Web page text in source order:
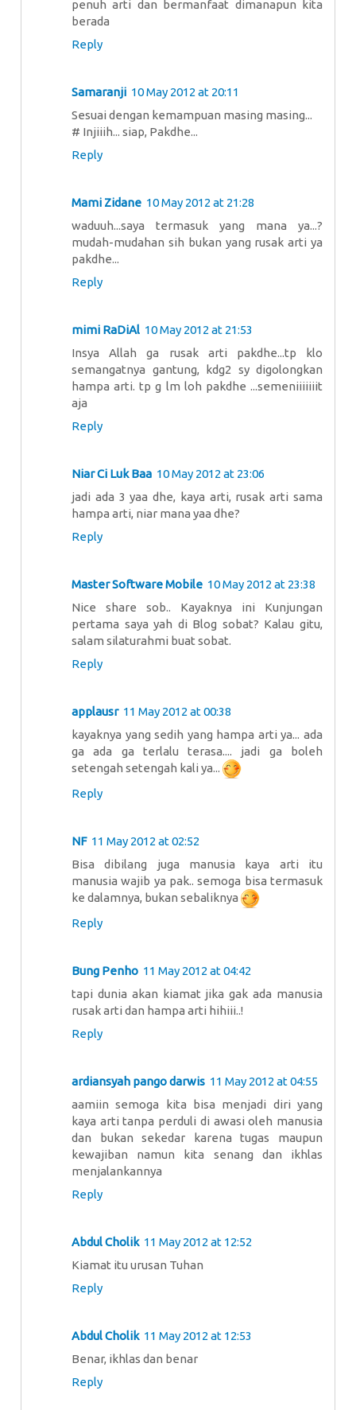
penuh arti dan bermanfaat dimanapun kita
berada
Reply
Samaranji 10 May 2012 at 20:11
Sesuai dengan kemampuan masing masing...
# Injiiih... siap, Pakdhe...
Reply
Mami Zidane 10 May 2012 at 21:28
waduuh...saya termasuk yang mana ya...?
mudah-mudahan sih bukan yang rusak arti ya
pakdhe...
Reply
mimi RaDiAl 10 May 2012 at 21:53
Insya Allah ga rusak arti pakdhe...tp klo
semangatnya gantung, kdg2 sy digolongkan
hampa arti. tp g lm loh pakdhe ...semeniiiiiiit
aja
Reply
Niar Ci Luk Baa 10 May 2012 at 23:06
jadi ada 3 yaa dhe, kaya arti, rusak arti sama
hampa arti, niar mana yaa dhe?
Reply
Master Software Mobile 10 May 2012 at 23:38
Nice share sob.. Kayaknya ini Kunjungan
pertama saya yah di Blog sobat? Kalau gitu,
salam silaturahmi buat sobat.
Reply
applausr 11 May 2012 at 00:38
kayaknya yang sedih yang hampa arti ya... ada
ga ada ga terlalu terasa.... jadi ga boleh
setengah setengah kali ya...
Reply
NF 11 May 2012 at 02:52
Bisa dibilang juga manusia kaya arti itu
manusia wajib ya pak.. semoga bisa termasuk
ke dalamnya, bukan sebaliknya
Reply
Bung Penho 11 May 2012 at 04:42
tapi dunia akan kiamat jika gak ada manusia
rusak arti dan hampa arti hihiii..!
Reply
ardiansyah pango darwis 11 May 2012 at 04:55
aamiin semoga kita bisa menjadi diri yang
kaya arti tanpa perduli di awasi oleh manusia
dan bukan sekedar karena tugas maupun
kewajiban namun kita senang dan ikhlas
menjalankannya
Reply
Abdul Cholik 11 May 2012 at 12:52
Kiamat itu urusan Tuhan
Reply
Abdul Cholik 11 May 2012 at 12:53
Benar, ikhlas dan benar
Reply